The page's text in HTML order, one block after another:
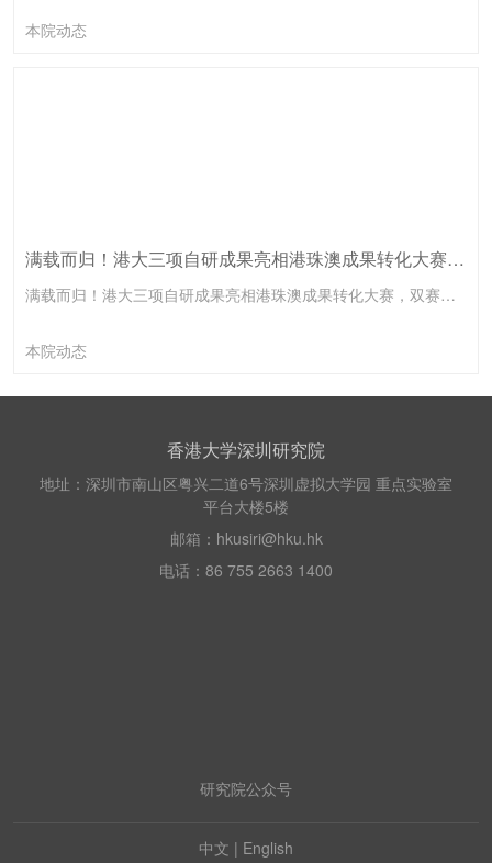
本院动态
满载而归！港大三项自研成果亮相港珠澳成果转化大赛，双赛道斩获两项一等奖、一项三等奖
满载而归！港大三项自研成果亮相港珠澳成果转化大赛，双赛道斩获两项一等奖、一项三等奖
本院动态
香港大学深圳研究院
地址：深圳市南山区粤兴二道6号深圳虚拟大学园 重点实验室
平台大楼5楼
邮箱：hkusiri@hku.hk
电话：86 755 2663 1400
研究院公众号
中文 | English